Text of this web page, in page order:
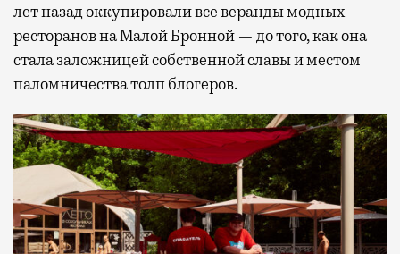
лет назад оккупировали все веранды модных
ресторанов на Малой Бронной — до того, как она
стала заложницей собственной славы и местом
паломничества толп блогеров.